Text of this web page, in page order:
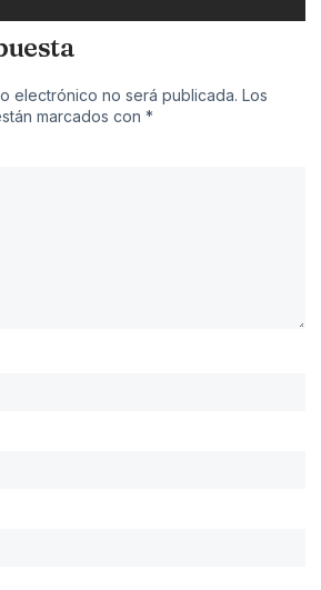
electrónico no será publicada. Los
marcados con *